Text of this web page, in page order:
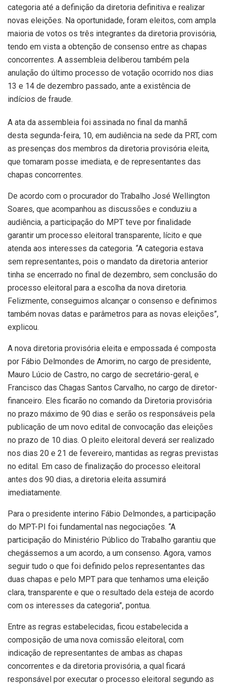
categoria até a definição da diretoria definitiva e realizar
novas eleições. Na oportunidade, foram eleitos, com ampla
maioria de votos os três integrantes da diretoria provisória,
tendo em vista a obtenção de consenso entre as chapas
concorrentes. A assembleia deliberou também pela
anulação do último processo de votação ocorrido nos dias
13 e 14 de dezembro passado, ante a existência de
indícios de fraude.
A ata da assembleia foi assinada no final da manhã
desta segunda-feira, 10, em audiência na sede da PRT, com
as presenças dos membros da diretoria provisória eleita,
que tomaram posse imediata, e de representantes das
chapas concorrentes.
De acordo com o procurador do Trabalho José Wellington
Soares, que acompanhou as discussões e conduziu a
audiência, a participação do MPT teve por finalidade
garantir um processo eleitoral transparente, lícito e que
atenda aos interesses da categoria. “A categoria estava
sem representantes, pois o mandato da diretoria anterior
tinha se encerrado no final de dezembro, sem conclusão do
processo eleitoral para a escolha da nova diretoria.
Felizmente, conseguimos alcançar o consenso e definimos
também novas datas e parâmetros para as novas eleições”,
explicou.
A nova diretoria provisória eleita e empossada é composta
por Fábio Delmondes de Amorim, no cargo de presidente,
Mauro Lúcio de Castro, no cargo de secretário-geral, e
Francisco das Chagas Santos Carvalho, no cargo de diretor-
financeiro. Eles ficarão no comando da Diretoria provisória
no prazo máximo de 90 dias e serão os responsáveis pela
publicação de um novo edital de convocação das eleições
no prazo de 10 dias. O pleito eleitoral deverá ser realizado
nos dias 20 e 21 de fevereiro, mantidas as regras previstas
no edital. Em caso de finalização do processo eleitoral
antes dos 90 dias, a diretoria eleita assumirá
imediatamente.
Para o presidente interino Fábio Delmondes, a participação
do MPT-PI foi fundamental nas negociações. “A
participação do Ministério Público do Trabalho garantiu que
chegássemos a um acordo, a um consenso. Agora, vamos
seguir tudo o que foi definido pelos representantes das
duas chapas e pelo MPT para que tenhamos uma eleição
clara, transparente e que o resultado dela esteja de acordo
com os interesses da categoria”, pontua.
Entre as regras estabelecidas, ficou estabelecida a
composição de uma nova comissão eleitoral, com
indicação de representantes de ambas as chapas
concorrentes e da diretoria provisória, a qual ficará
responsável por executar o processo eleitoral segundo as